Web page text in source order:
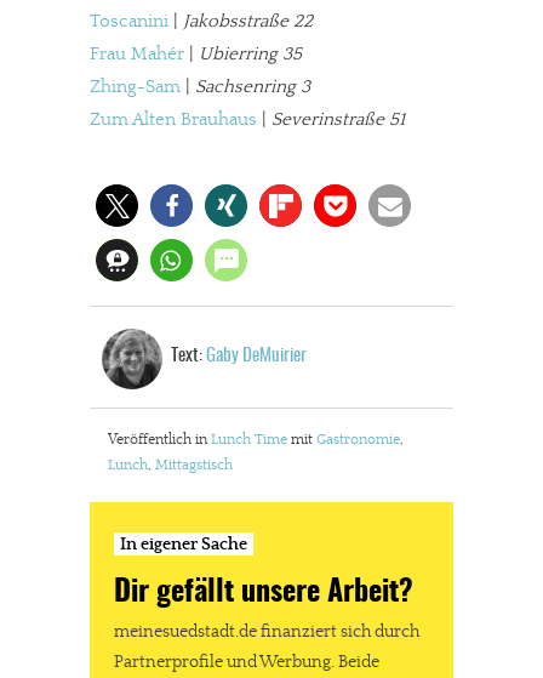
In eigener Sache
Toscanini
Jakobsstraße 22
Frau Mahér
Ubierring 35
Zhing-Sam
Sachsenring 3
Zum Alten Brauhaus
Severinstraße 51
Text: Gaby DeMuirier
Veröffentlich in Lunch Time mit Gastronomie,
Lunch, Mittagstisch
In eigener Sache
Dir gefällt unsere Arbeit?
meinesuedstadt.de finanziert sich durch
Partnerprofile und Werbung. Beide